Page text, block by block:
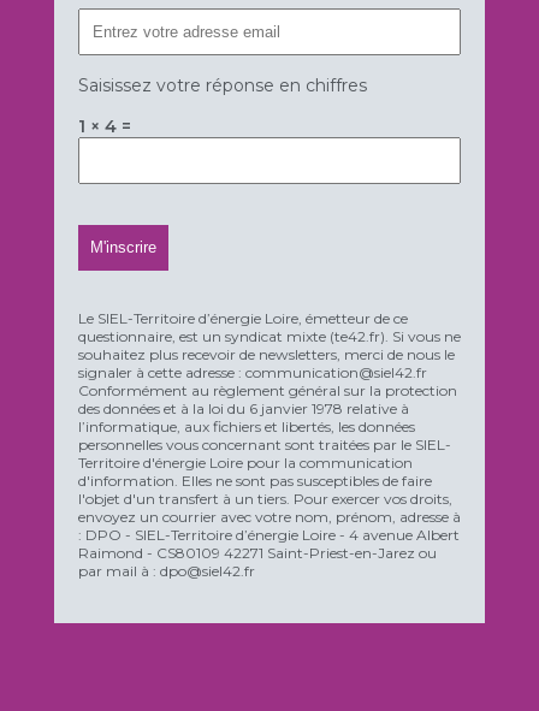
Saisissez votre réponse en chiffres
1 × 4 =
Le SIEL-Territoire d’énergie Loire, émetteur de ce
questionnaire, est un syndicat mixte (te42.fr). Si vous ne
souhaitez plus recevoir de newsletters, merci de nous le
signaler à cette adresse : communication@siel42.fr
Conformément au règlement général sur la protection
des données et à la loi du 6 janvier 1978 relative à
l’informatique, aux fichiers et libertés, les données
personnelles vous concernant sont traitées par le SIEL-
Territoire d'énergie Loire pour la communication
d'information. Elles ne sont pas susceptibles de faire
l'objet d'un transfert à un tiers. Pour exercer vos droits,
envoyez un courrier avec votre nom, prénom, adresse à
: DPO - SIEL-Territoire d’énergie Loire - 4 avenue Albert
Raimond - CS80109 42271 Saint-Priest-en-Jarez ou
par mail à : dpo@siel42.fr